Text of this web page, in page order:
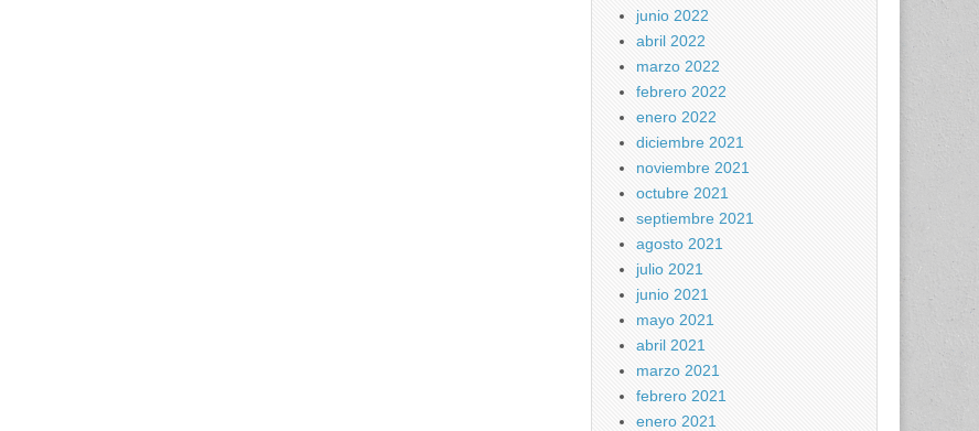
junio 2022
abril 2022
marzo 2022
febrero 2022
enero 2022
diciembre 2021
noviembre 2021
octubre 2021
septiembre 2021
agosto 2021
julio 2021
junio 2021
mayo 2021
abril 2021
marzo 2021
febrero 2021
enero 2021